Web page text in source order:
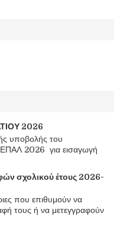
2026
υποβολής του
2026 για εισαγωγή
σχολικού έτους 2026-
που επιθυμούν να
τους ή να μετεγγραφούν